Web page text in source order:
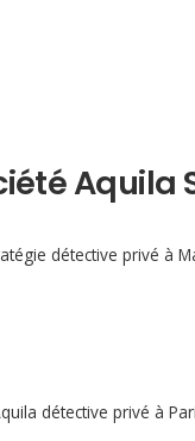
Aquila
détective privé à
détective privé à